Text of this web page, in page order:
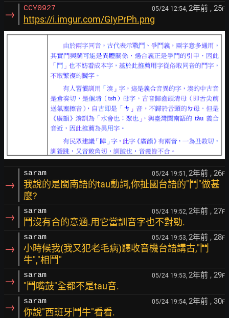
→ CCY0927 05/24 12:54, 2年前 , 25F
https://i.imgur.com/GIyPrPh.png
→
saram 05/24 19:51, 2年前 , 26F
我說的是閩南語的tau動詞,你扯國台語的"鬥"做甚
麼?
→ saram 05/24 19:52, 2年前 , 27F
鬥沒有合的意涵.用它當訓音字也不對勁.
→
saram 05/24 19:53, 2年前 , 28F
小時候我(我又犯老毛病)聽收音機台語講古,"鬥
牛","相鬥"
→ saram 05/24 19:53, 2年前 , 29F
"鬥嘴鼓"全都不是tau音.
→ saram 05/24 19:54, 2年前 , 30F
你說"西班牙鬥牛"看看.